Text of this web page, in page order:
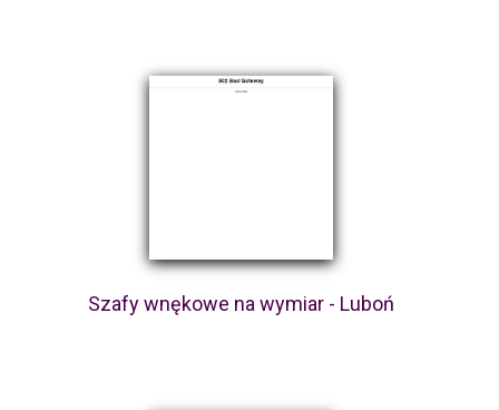
Szafy wnękowe na wymiar - Luboń